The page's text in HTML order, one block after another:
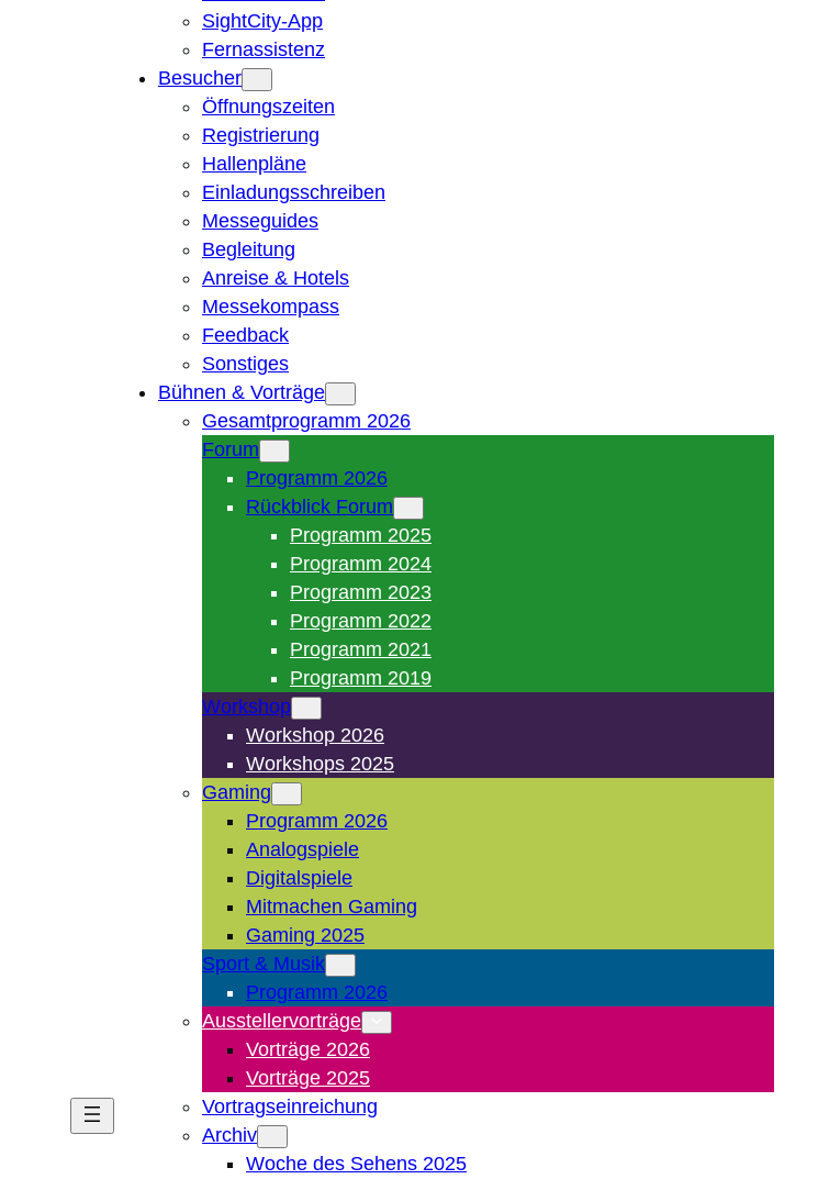
SightCity-App
Fernassistenz
Besucher
Öffnungszeiten
Registrierung
Hallenpläne
Einladungsschreiben
Messeguides
Begleitung
Anreise & Hotels
Messekompass
Feedback
Sonstiges
Bühnen & Vorträge
Gesamtprogramm 2026
Forum
Programm 2026
Rückblick Forum
Programm 2025
Programm 2024
Programm 2023
Programm 2022
Programm 2021
Programm 2019
Workshop
Workshop 2026
Workshops 2025
Gaming
Programm 2026
Analogspiele
Digitalspiele
Mitmachen Gaming
Gaming 2025
Sport & Musik
Programm 2026
Ausstellervorträge
Vorträge 2026
Vorträge 2025
Vortragseinreichung
Archiv
Woche des Sehens 2025